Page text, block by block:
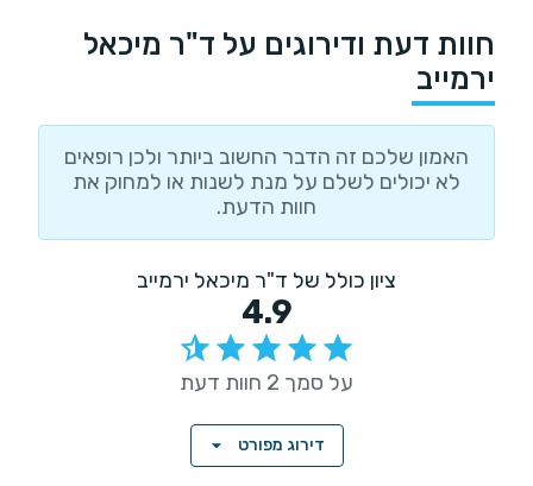
חוות דעת ודירוגים על ד"ר מיכאל
ירמייב
האמון שלכם זה הדבר החשוב ביותר ולכן רופאים
לא יכולים לשלם על מנת לשנות או למחוק את
חוות הדעת.
ציון כולל של ד"ר מיכאל ירמייב
4.9
על סמך 2 חוות דעת
דירוג מפורט